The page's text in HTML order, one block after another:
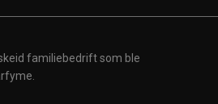
familiebedrift som ble